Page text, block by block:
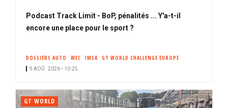
Podcast Track Limit - BoP, pénalités ... Y'a-t-il
encore une place pour le sport ?
DOSSIERS AUTO WEC IMSA GT WORLD CHALLENGE EUROPE
9 AOÛ. 2026 • 10:25
GT WORLD